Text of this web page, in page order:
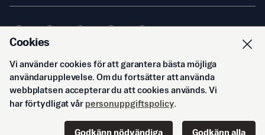
© Svenska Epoch Times AB2026
Cookies
Vi använder cookies för att garantera bästa möjliga
användarupplevelse. Om du fortsätter att använda
webbplatsen accepterar du att cookies används. Vi
har förtydligat vår personuppgiftspolicy.
Godkänn nödvändiga Godkänn alla